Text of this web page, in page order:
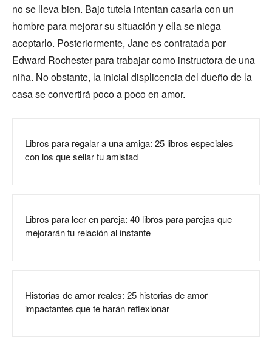
no se lleva bien. Bajo tutela intentan casarla con un
hombre para mejorar su situación y ella se niega
aceptarlo. Posteriormente, Jane es contratada por
Edward Rochester para trabajar como instructora de una
niña. No obstante, la inicial displicencia del dueño de la
casa se convertirá poco a poco en amor.
Libros para regalar a una amiga: 25 libros especiales
con los que sellar tu amistad
Libros para leer en pareja: 40 libros para parejas que
mejorarán tu relación al instante
Historias de amor reales: 25 historias de amor
impactantes que te harán reflexionar